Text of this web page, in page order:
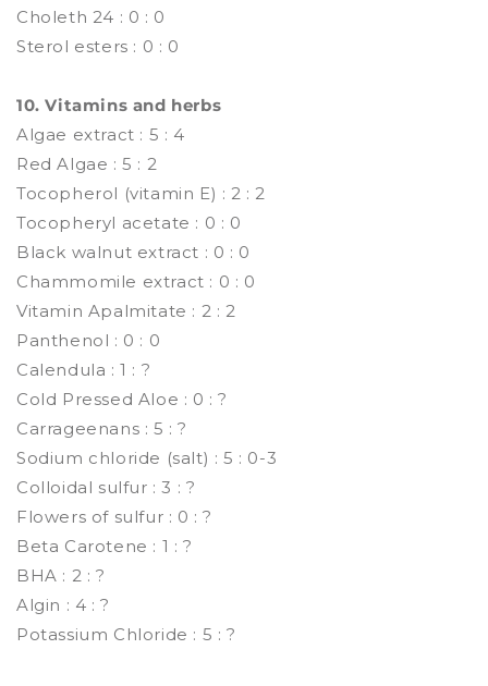
Choleth 24 : 0 : 0
Sterol esters : 0 : 0
10. Vitamins and herbs
Algae extract : 5 : 4
Red Algae : 5 : 2
Tocopherol (vitamin E) : 2 : 2
Tocopheryl acetate : 0 : 0
Black walnut extract : 0 : 0
Chammomile extract : 0 : 0
Vitamin Apalmitate : 2 : 2
Panthenol : 0 : 0
Calendula : 1 : ?
Cold Pressed Aloe : 0 : ?
Carrageenans : 5 : ?
Sodium chloride (salt) : 5 : 0-3
Colloidal sulfur : 3 : ?
Flowers of sulfur : 0 : ?
Beta Carotene : 1 : ?
BHA : 2 : ?
Algin : 4 : ?
Potassium Chloride : 5 : ?